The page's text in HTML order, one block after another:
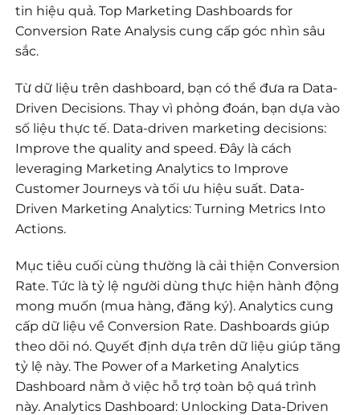
tin hiệu quả. Top Marketing Dashboards for
Conversion Rate Analysis cung cấp góc nhìn sâu
sắc.
Từ dữ liệu trên dashboard, bạn có thể đưa ra Data-
Driven Decisions. Thay vì phỏng đoán, bạn dựa vào
số liệu thực tế. Data-driven marketing decisions:
Improve the quality and speed. Đây là cách
leveraging Marketing Analytics to Improve
Customer Journeys và tối ưu hiệu suất. Data-
Driven Marketing Analytics: Turning Metrics Into
Actions.
Mục tiêu cuối cùng thường là cải thiện Conversion
Rate. Tức là tỷ lệ người dùng thực hiện hành động
mong muốn (mua hàng, đăng ký). Analytics cung
cấp dữ liệu về Conversion Rate. Dashboards giúp
theo dõi nó. Quyết định dựa trên dữ liệu giúp tăng
tỷ lệ này. The Power of a Marketing Analytics
Dashboard nằm ở việc hỗ trợ toàn bộ quá trình
này. Analytics Dashboard: Unlocking Data-Driven